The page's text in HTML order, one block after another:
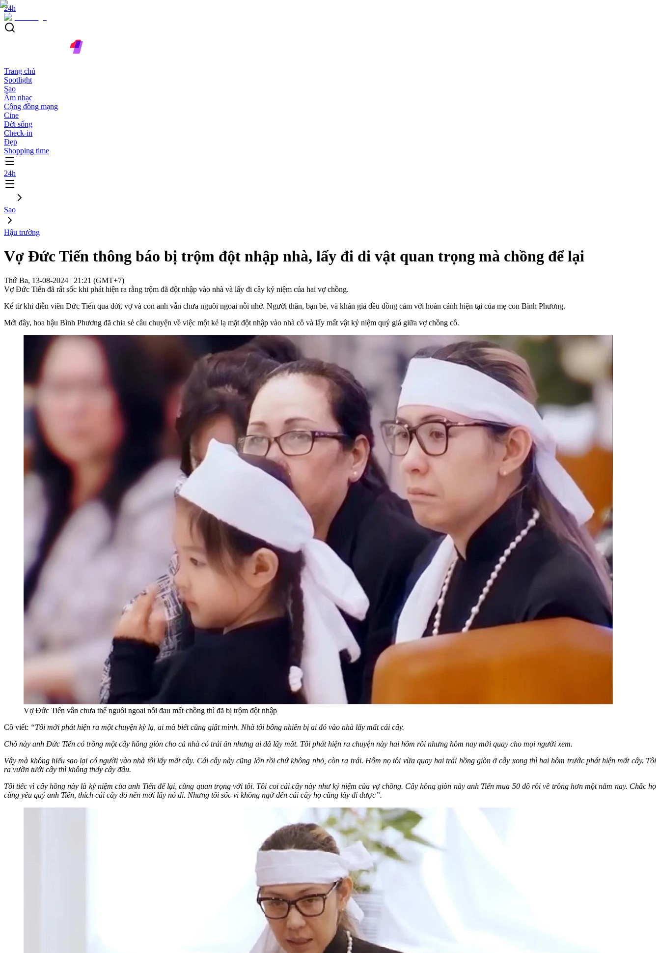
24h
Trang chủ
Spotlight
Sao
Âm nhạc
Cộng đồng mạng
Cine
Đời sống
Check-in
Đẹp
Shopping time
24h
Sao
Hậu trường
Vợ Đức Tiến thông báo bị trộm đột nhập nhà, lấy đi di vật quan trọng mà chồng để lại
Thứ Ba, 13-08-2024 | 21:21 (GMT+7)
Vợ Đức Tiến đã rất sốc khi phát hiện ra rằng trộm đã đột nhập vào nhà và lấy đi cây kỷ niệm của hai vợ chồng.
Kể từ khi diễn viên Đức Tiến qua đời, vợ và con anh vẫn chưa nguôi ngoai nỗi nhớ. Người thân, bạn bè, và khán giả đều đồng cảm với hoàn cảnh hiện tại của mẹ con Bình Phương.
Mới đây, hoa hậu Bình Phương đã chia sẻ câu chuyện về việc một kẻ lạ mặt đột nhập vào nhà cô và lấy mất vật kỷ niệm quý giá giữa vợ chồng cô.
Vợ Đức Tiến vẫn chưa thể nguôi ngoai nỗi đau mất chồng thì đã bị trộm đột nhập
Cô viết: “Tôi mới phát hiện ra một chuyện kỳ lạ, ai mà biết cũng giật mình. Nhà tôi bỗng nhiên bị ai đó vào nhà lấy mất cái cây.
Chỗ này anh Đức Tiến có trồng một cây hồng giòn cho cả nhà có trái ăn nhưng ai đã lấy mất. Tôi phát hiện ra chuyện này hai hôm rồi nhưng hôm nay mới quay cho mọi người xem.
Vậy mà không hiểu sao lại có người vào nhà tôi lấy mất cây. Cái cây này cũng lớn rồi chứ không nhỏ, còn ra trái. Hôm nọ tôi vừa quay hai trái hồng giòn ở cây xong thì hai hôm trước phát hiện mất cây. Tôi
ra vườn tưới cây thì không thấy cây đâu.
Tôi tiếc vì cây hồng này là kỷ niệm của anh Tiến để lại, cũng quan trọng với tôi. Tôi coi cái cây này như kỷ niệm của vợ chồng. Cây hồng giòn này anh Tiến mua 50 đô rồi về trồng hơn một năm nay. Chắc họ
cũng yêu quý anh Tiến, thích cái cây đó nên mới lấy nó đi. Nhưng tôi sốc vì không ngờ đến cái cây họ cũng lấy đi được”.